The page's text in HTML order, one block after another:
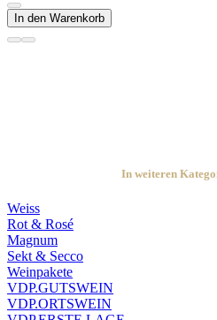
In den Warenkorb
In weiteren
Weiss
Rot & Rosé
Magnum
Sekt & Secco
Weinpakete
VDP.GUTSWEIN
VDP.ORTSWEIN